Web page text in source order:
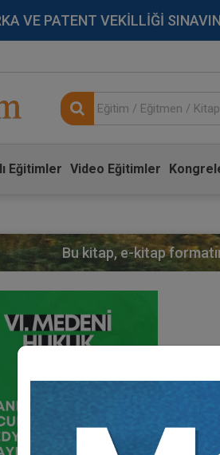
VE PATENT VEKİLLİĞİ
Eğitimler Video Eğitimler
Bu kitap, e-kitap